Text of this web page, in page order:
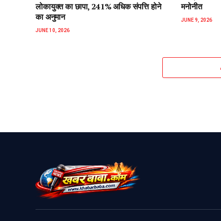
लोकायुक्त का छापा, 241% अधिक संपत्ति होने
का अनुमान
JUNE 10, 2026
मनोनीत
JUNE 9, 2026